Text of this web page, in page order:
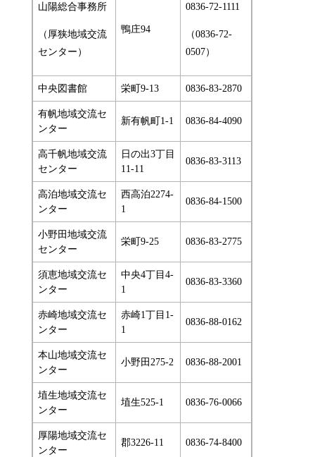
山陽総合事務所
（厚狭地域交流
センター）
鴨庄94
0836-72-1111
（0836-72-
0507）
中央図書館 栄町9-13 0836-83-2870
有帆地域交流セ
ンター
新有帆町1-1 0836-84-4090
高千帆地域交流
センター
日の出3丁目
11-11
0836-83-3113
高泊地域交流セ
ンター
西高泊2274-
1
0836-84-1500
小野田地域交流
センター
栄町9-25 0836-83-2775
須恵地域交流セ
ンター
中央4丁目4-
1
0836-83-3360
赤崎地域交流セ
ンター
赤崎1丁目1-
1
0836-88-0162
本山地域交流セ
ンター
小野田275-2 0836-88-2001
埴生地域交流セ
ンター
埴生525-1 0836-76-0066
厚陽地域交流セ
ンター
郡3226-11 0836-74-8400